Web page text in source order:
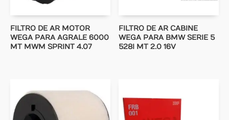
FILTRO DE AR MOTOR
WEGA PARA AGRALE 6000
MT MWM SPRINT 4.07
FILTRO DE AR CABINE
WEGA PARA BMW SERIE 5
528I MT 2.0 16V